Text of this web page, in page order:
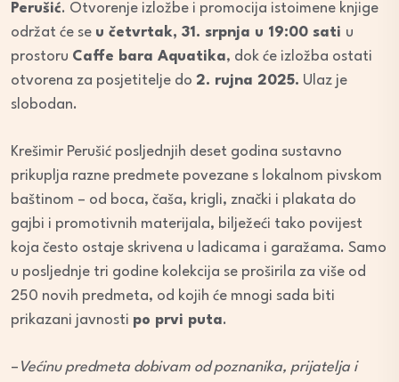
Perušić. Otvorenje izložbe i promocija istoimene knjige
održat će se u četvrtak, 31. srpnja u 19:00 sati u
prostoru Caffe bara Aquatika, dok će izložba ostati
otvorena za posjetitelje do 2. rujna 2025. Ulaz je
slobodan.
Krešimir Perušić posljednjih deset godina sustavno
prikuplja razne predmete povezane s lokalnom pivskom
baštinom – od boca, čaša, krigli, znački i plakata do
gajbi i promotivnih materijala, bilježeći tako povijest
koja često ostaje skrivena u ladicama i garažama. Samo
u posljednje tri godine kolekcija se proširila za više od
250 novih predmeta, od kojih će mnogi sada biti
prikazani javnosti po prvi puta.
– Većinu predmeta dobivam od poznanika, prijatelja i